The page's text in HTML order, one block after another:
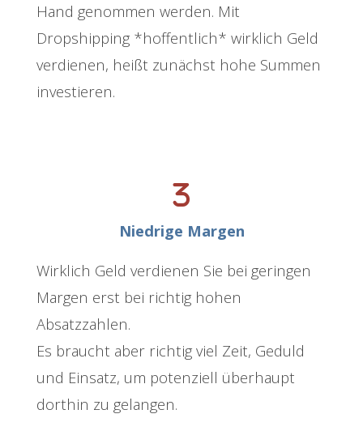
Hand genommen werden. Mit
Dropshipping *hoffentlich* wirklich Geld
verdienen, heißt zunächst hohe Summen
investieren.
Niedrige Margen
Wirklich Geld verdienen Sie bei geringen
Margen erst bei richtig hohen
Absatzzahlen.
Es braucht aber richtig viel Zeit, Geduld
und Einsatz, um potenziell überhaupt
dorthin zu gelangen.